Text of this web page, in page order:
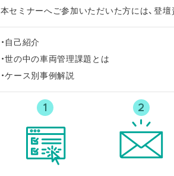
本セミナーへご参加いただいた方には、登
・自己紹介
・世の中の車両管理課題とは
・ケース別事例解説